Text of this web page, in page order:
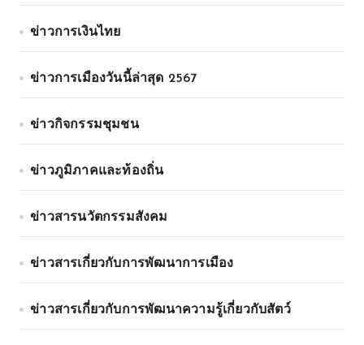
ข่าวการเงินไทย
ข่าวการเมืองวันนี้ล่าสุด 2567
ข่าวกิจกรรมชุมชน
ข่าวภูมิภาคและท้องถิ่น
ข่าวสารนวัตกรรมสังคม
ข่าวสารเกี่ยวกับการพัฒนาการเมือง
ข่าวสารเกี่ยวกับการพัฒนาความรู้เกี่ยวกับสัตว์